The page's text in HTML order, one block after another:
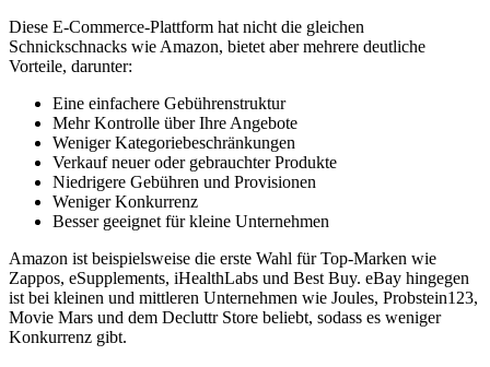
Diese E-Commerce-Plattform hat nicht die gleichen
Schnickschnacks wie Amazon, bietet aber mehrere deutliche
Vorteile, darunter:
Eine einfachere Gebührenstruktur
Mehr Kontrolle über Ihre Angebote
Weniger Kategoriebeschränkungen
Verkauf neuer oder gebrauchter Produkte
Niedrigere Gebühren und Provisionen
Weniger Konkurrenz
Besser geeignet für kleine Unternehmen
Amazon ist beispielsweise die erste Wahl für Top-Marken wie
Zappos, eSupplements, iHealthLabs und Best Buy. eBay hingegen
ist bei kleinen und mittleren Unternehmen wie Joules, Probstein123,
Movie Mars und dem Decluttr Store beliebt, sodass es weniger
Konkurrenz gibt.